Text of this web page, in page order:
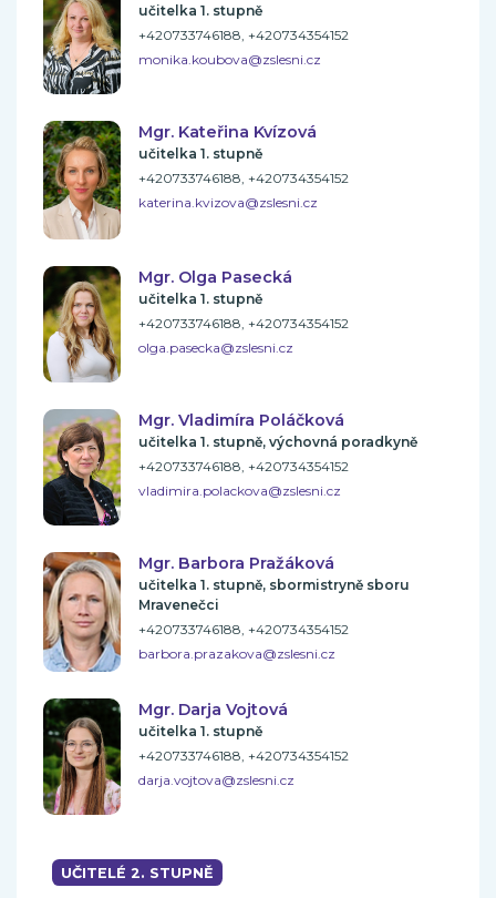
učitelka 1. stupně
+420733746188, +420734354152
monika.koubova@zslesni.cz
Mgr. Kateřina Kvízová
učitelka 1. stupně
+420733746188, +420734354152
katerina.kvizova@zslesni.cz
Mgr. Olga Pasecká
učitelka 1. stupně
+420733746188, +420734354152
olga.pasecka@zslesni.cz
Mgr. Vladimíra Poláčková
učitelka 1. stupně, výchovná poradkyně
+420733746188, +420734354152
vladimira.polackova@zslesni.cz
Mgr. Barbora Pražáková
učitelka 1. stupně, sbormistryně sboru
Mravenečci
+420733746188, +420734354152
barbora.prazakova@zslesni.cz
Mgr. Darja Vojtová
učitelka 1. stupně
+420733746188, +420734354152
darja.vojtova@zslesni.cz
UČITELÉ 2. STUPNĚ